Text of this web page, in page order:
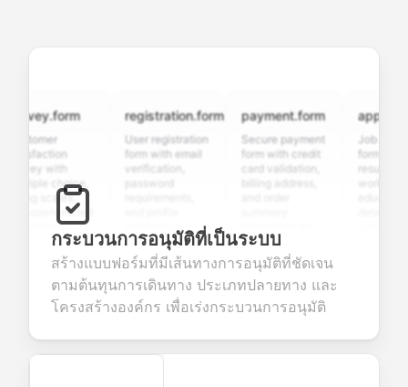
with
open-ended
valuable
about
products or
registration.form
User registration
form with email
verification,
fields for
seamless
account
creation.
payment.form
Secure payment
form with credit
card validation,
integration for
smooth e-
commerce
transactions.
Job
form with
resume
efficient
candidate
กระบวนการอนุมัติที่เป็นระบบ
สร้างแบบฟอร์มที่มีเส้นทางการอนุมัติที่ชัดเจน
ตามต้นทุนการเดินทาง ประเภทปลายทาง และ
โครงสร้างองค์กร เพื่อเร่งกระบวนการอนุมัติ